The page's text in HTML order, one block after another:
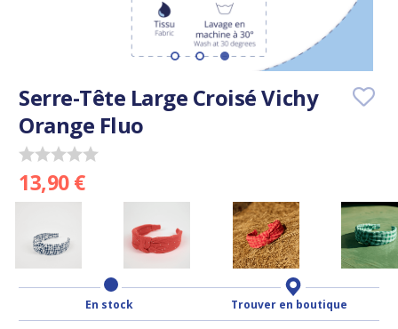
Serre-Tête Large Croisé Vichy
Orange Fluo
13,90 €
En stock Trouver en boutique